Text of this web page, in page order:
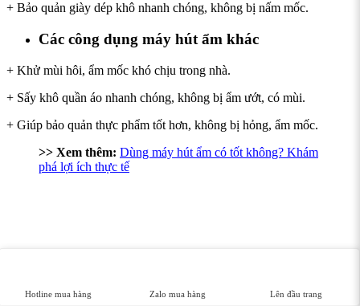
+ Bảo quản giày dép khô nhanh chóng, không bị nấm mốc.
Các công dụng máy hút ẩm khác
+ Khử mùi hôi, ẩm mốc khó chịu trong nhà.
+ Sấy khô quần áo nhanh chóng, không bị ẩm ướt, có mùi.
+ Giúp bảo quản thực phẩm tốt hơn, không bị hỏng, ẩm mốc.
>> Xem thêm: Dùng máy hút ẩm có tốt không? Khám
phá lợi ích thực tế
Hotline mua hàng Zalo mua hàng Lên đầu trang